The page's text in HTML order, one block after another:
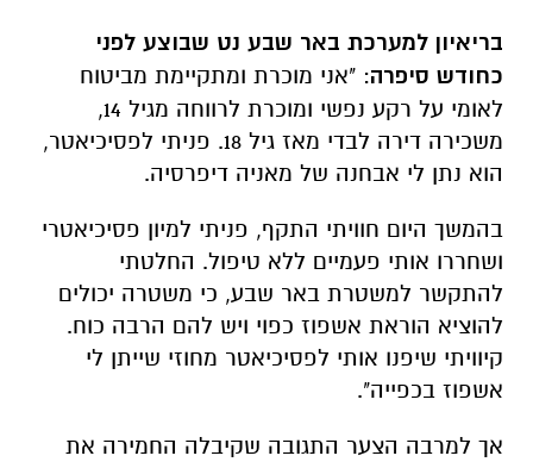
בריאיון למערכת באר שבע נט שבוצע לפני
כחודש סיפרה: "אני מוכרת ומתקיימת מביטוח
לאומי על רקע נפשי ומוכרת לרווחה מגיל 14,
משכירה דירה לבדי מאז גיל 18. פניתי לפסיכיאטר,
הוא נתן לי אבחנה של מאניה דיפרסיה.
בהמשך היום חוויתי התקף, פניתי למיון פסיכיאטרי
ושחררו אותי פעמיים ללא טיפול. החלטתי
להתקשר למשטרת באר שבע, כי משטרה יכולים
להוציא הוראת אשפוז כפוי ויש להם הרבה כוח.
קיוויתי שיפנו אותי לפסיכיאטר מחוזי שייתן לי
אשפוז בכפייה".
אך למרבה הצער התגובה שקיבלה החמירה את